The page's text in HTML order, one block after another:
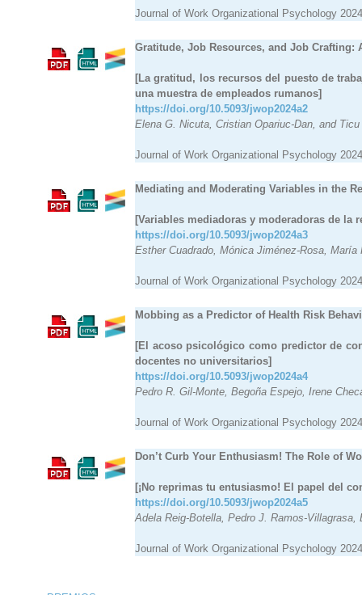
Journal of Work Organizational Psychology
Gratitude, Job Resources, and Job Crafting:
[La gratitud, los recursos del puesto de
una muestra de empleados rumanos]
https://doi.org/10.5093/jwop2024a2
Elena G. Nicuta, Cristian Opariuc-Dan, and
Journal of Work Organizational Psychology
Mediating and Moderating Variables in the
[Variables mediadoras y moderadoras de la
https://doi.org/10.5093/jwop2024a3
Esther Cuadrado, Mónica Jiménez-Rosa, María
Journal of Work Organizational Psychology
Mobbing as a Predictor of Health Risk
[El acoso psicológico como predictor de
docentes no universitarios]
https://doi.org/10.5093/jwop2024a4
Pedro R. Gil-Monte, Begoña Espejo, Irene
Journal of Work Organizational Psychology
Don’t Curb Your Enthusiasm! The Role of
[¡No reprimas tu entusiasmo! El papel del
https://doi.org/10.5093/jwop2024a5
Adela Reig-Botella, Pedro J. Ramos-
Journal of Work Organizational Psychology